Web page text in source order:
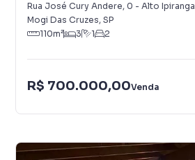
Rua José Cury Andere, 0 - Alto Ipiranga
Mogi Das Cruzes, SP
110m² 3 1 2
R$ 700.000,00Venda